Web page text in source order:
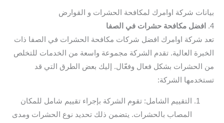
بيانات شركة اوامرك لمكافحة الحشرات و القوارض
4.
افضل مكافحة حشرات في الصفا
تعد شركة اوامرك افضل شركات مكافحة الحشرات في الصفا ذات
الخبرة العالية. تقدم الشركة مجموعة واسعة من الخدمات للتخلص
من الحشرات بشكل فعال وفعّال. إليك بعض الطرق التي قد
تستخدمها الشركة:
التقييم الشامل: تقوم الشركة بإجراء تقييم شامل للمكان
المصاب بالحشرات. يتضمن ذلك تحديد نوع الحشرات ومدى